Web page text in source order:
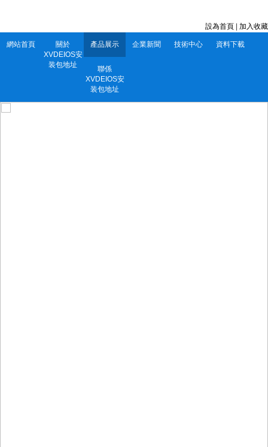
設為首頁 加入收藏
網站首頁
關於
XVDEIOS安
装包地址
產品展示 企業新聞 技術中心 資料下載
聯係
XVDEIOS安
装包地址